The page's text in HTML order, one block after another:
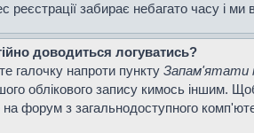
реєстрації забирає небагато часу і
доводиться логуватись?
галочку напроти пункту Запам'ятати
облікового запису кимось іншим.
форум з загальнодоступного